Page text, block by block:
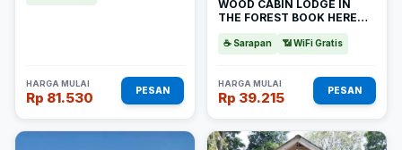
HARGA MULAI
Rp 81.530 PESAN
WOOD CABIN LODGE IN
THE FOREST BOOK HERE
☕ Sarapan 📶 WiFi Gratis
HARGA MULAI
Rp 39.215 PESAN